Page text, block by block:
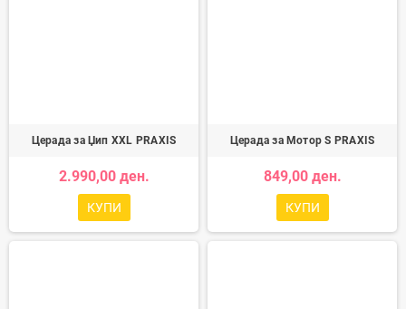
Церада за Џип XXL PRAXIS
2.990,00 ден.
КУПИ
Церада за Мотор S PRAXIS
849,00 ден.
КУПИ